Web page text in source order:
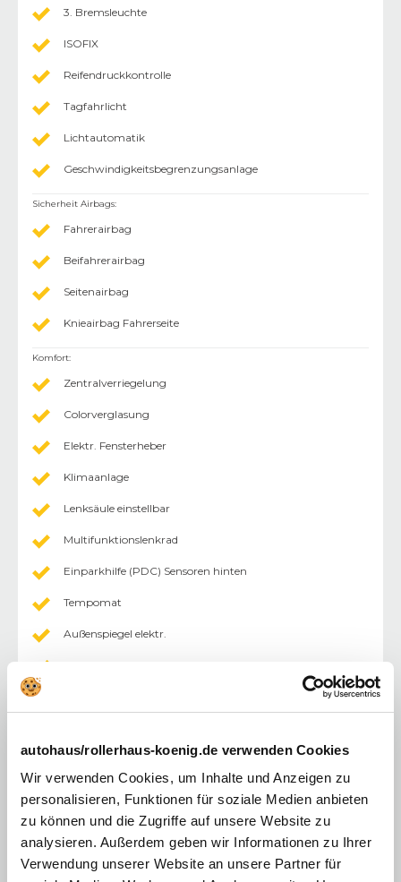
autohaus/rollerhaus-koenig.de verwenden Cookies
Wir verwenden Cookies, um Inhalte und Anzeigen zu
personalisieren, Funktionen für soziale Medien anbieten
zu können und die Zugriffe auf unsere Website zu
analysieren. Außerdem geben wir Informationen zu Ihrer
Verwendung unserer Website an unsere Partner für
3. Bremsleuchte
ISOFIX
Reifendruckkontrolle
Tagfahrlicht
Lichtautomatik
Geschwindigkeitsbegrenzungsanlage
Sicherheit Airbags:
Fahrerairbag
Beifahrerairbag
Seitenairbag
Knieairbag Fahrerseite
Komfort:
Zentralverriegelung
Colorverglasung
Elektr. Fensterheber
Klimaanlage
Lenksäule einstellbar
Multifunktionslenkrad
Einparkhilfe (PDC) Sensoren hinten
Tempomat
Außenspiegel elektr.
Touchscreen
Apple CarPlay